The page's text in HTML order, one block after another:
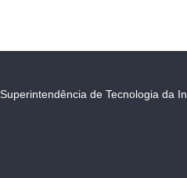
Superintendência de Tecnologia da